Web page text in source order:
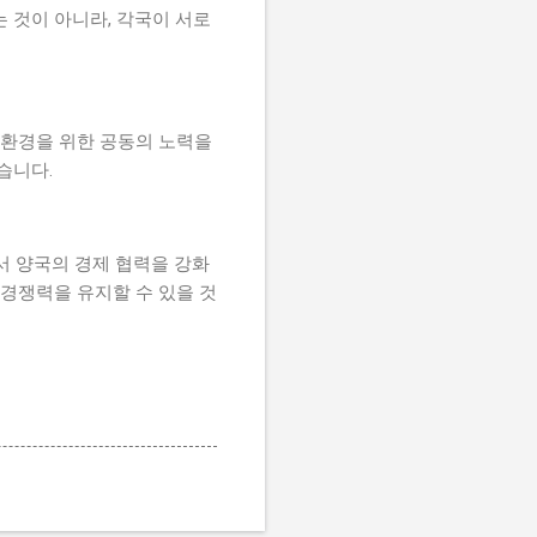
것이 아니라, 각국이 서로
경을 위한 공동의 노력을
니다.
양국의 경제 협력을 강화
쟁력을 유지할 수 있을 것